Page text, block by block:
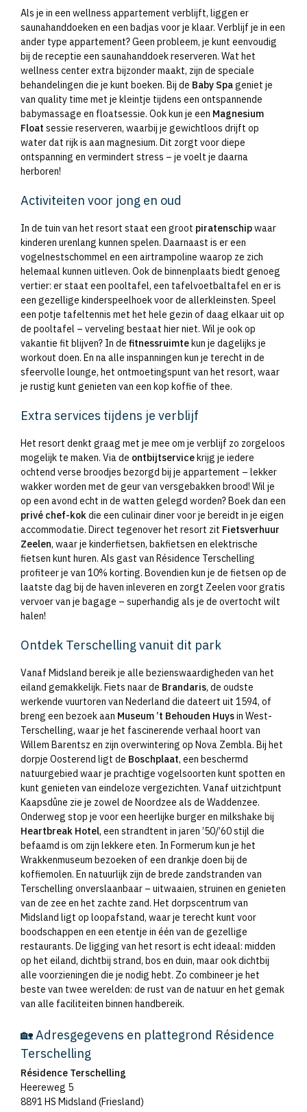
Als je in een wellness appartement verblijft, liggen er
saunahanddoeken en een badjas voor je klaar. Verblijf je in een
ander type appartement? Geen probleem, je kunt eenvoudig
bij de receptie een saunahanddoek reserveren. Wat het
wellness center extra bijzonder maakt, zijn de speciale
behandelingen die je kunt boeken. Bij de Baby Spageniet je
van quality time met je kleintje tijdens een ontspannende
babymassage en floatsessie. Ook kun je een Magnesium
Float sessie reserveren, waarbij je gewichtloos drijft op
water dat rijk is aan magnesium. Dit zorgt voor diepe
ontspanning en vermindert stress – je voelt je daarna
herboren!
Activiteiten voor jong en oud
In de tuin van het resort staat een groot piratenschipwaar
kinderen urenlang kunnen spelen. Daarnaast is er een
vogelnestschommel en een airtrampoline waarop ze zich
helemaal kunnen uitleven. Ook de binnenplaats biedt genoeg
vertier: er staat een pooltafel, een tafelvoetbaltafel en er is
een gezellige kinderspeelhoek voor de allerkleinsten. Speel
een potje tafeltennis met het hele gezin of daag elkaar uit op
de pooltafel – verveling bestaat hier niet. Wil je ook op
vakantie fit blijven? In de fitnessruimtekun je dagelijks je
workout doen. En na alle inspanningen kun je terecht in de
sfeervolle lounge, het ontmoetingspunt van het resort, waar
je rustig kunt genieten van een kop koffie of thee.
Extra services tijdens je verblijf
Het resort denkt graag met je mee om je verblijf zo zorgeloos
mogelijk te maken. Via de ontbijtservicekrijg je iedere
ochtend verse broodjes bezorgd bij je appartement – lekker
wakker worden met de geur van versgebakken brood! Wil je
op een avond echt in de watten gelegd worden? Boek dan een
privé chef-kokdie een culinair diner voor je bereidt in je eigen
accommodatie. Direct tegenover het resort zit Fietsverhuur
Zeelen, waar je kinderfietsen, bakfietsen en elektrische
fietsen kunt huren. Als gast van Résidence Terschelling
profiteer je van 10% korting. Bovendien kun je de fietsen op de
laatste dag bij de haven inleveren en zorgt Zeelen voor gratis
vervoer van je bagage – superhandig als je de overtocht wilt
halen!
Ontdek Terschelling vanuit dit park
Vanaf Midsland bereik je alle bezienswaardigheden van het
eiland gemakkelijk. Fiets naar de Brandaris, de oudste
werkende vuurtoren van Nederland die dateert uit 1594, of
breng een bezoek aan Museum ’t Behouden Huysin West-
Terschelling, waar je het fascinerende verhaal hoort van
Willem Barentsz en zijn overwintering op Nova Zembla. Bij het
dorpje Oosterend ligt de Boschplaat, een beschermd
natuurgebied waar je prachtige vogelsoorten kunt spotten en
kunt genieten van eindeloze vergezichten. Vanaf uitzichtpunt
Kaapsdûne zie je zowel de Noordzee als de Waddenzee.
Onderweg stop je voor een heerlijke burger en milkshake bij
Heartbreak Hotel, een strandtent in jaren ’50/’60 stijl die
befaamd is om zijn lekkere eten. In Formerum kun je het
Wrakkenmuseum bezoeken of een drankje doen bij de
koffiemolen. En natuurlijk zijn de brede zandstranden van
Terschelling onverslaanbaar – uitwaaien, struinen en genieten
van de zee en het zachte zand. Het dorpscentrum van
Midsland ligt op loopafstand, waar je terecht kunt voor
boodschappen en een etentje in één van de gezellige
restaurants. De ligging van het resort is echt ideaal: midden
op het eiland, dichtbij strand, bos en duin, maar ook dichtbij
alle voorzieningen die je nodig hebt. Zo combineer je het
beste van twee werelden: de rust van de natuur en het gemak
van alle faciliteiten binnen handbereik.
🏡 Adresgegevens en plattegrond Résidence
Terschelling
Résidence Terschelling
Heereweg 5
8891 HS Midsland (Friesland)